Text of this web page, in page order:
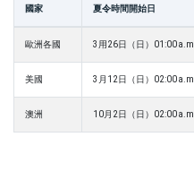
國家 夏令時間開始日
歐洲各國 3用26日（日）01:00 a.m.
美國 3月12日（日）02:00 a.m.
澳洲 10月2日（日）02:00 a.m.